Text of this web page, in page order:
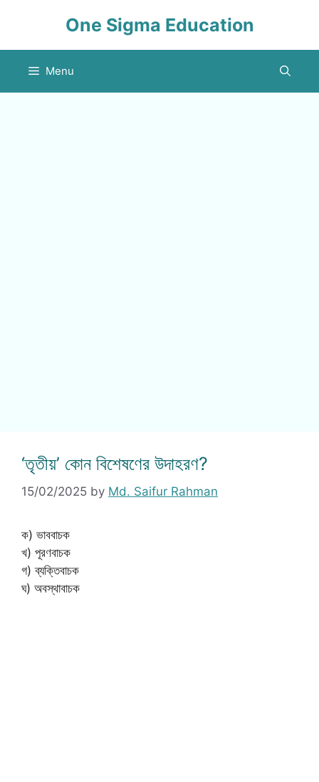
One Sigma Education
Menu
‘তৃতীয়’ কোন বিশেষণের উদাহরণ?
15/02/2025 by Md. Saifur Rahman
ক) ভাববাচক
খ) পূরণবাচক
গ) ব্যক্তিবাচক
ঘ) অবস্থাবাচক